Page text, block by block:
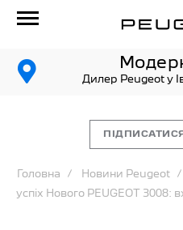
Дилер Peugeot у
Головна Новини Peugeot
успіх Нового PEUGEOT 3008: